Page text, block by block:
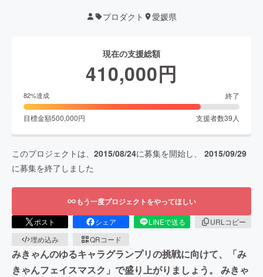
プロダクト 愛媛県
現在の支援総額
410,000円
82%達成 終了
目標金額500,000円 支援者数39 人
このプロジェクトは、 2015/08/24に募集を開始し、 2015/09/29
に募集を終了しました
もう一度プロジェクトをやってほしい
ポスト シェア LINEで送る
URLコピー
埋め込み
QRコード
みきゃんのゆるキャラグランプリの挑戦に向けて、「み
きゃんフェイスマスク」で盛り上がりましょう。 みきゃ